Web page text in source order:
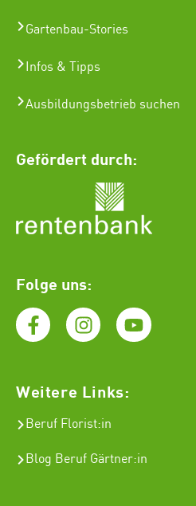
Gartenbau-Stories
Infos & Tipps
Ausbildungsbetrieb suchen
Gefördert durch:
Folge uns:
Weitere Links:
Beruf Florist:in
Blog Beruf Gärtner:in